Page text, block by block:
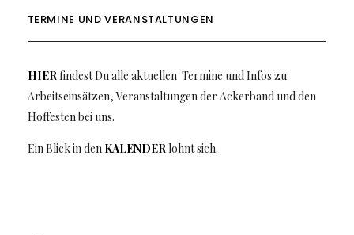
TERMINE UND VERANSTALTUNGEN
HIER findest Du alle aktuellen Termine und Infos zu
Arbeitseinsätzen, Veranstaltungen der Ackerband und den
Hoffesten bei uns.
Ein Blick in den KALENDER lohnt sich.